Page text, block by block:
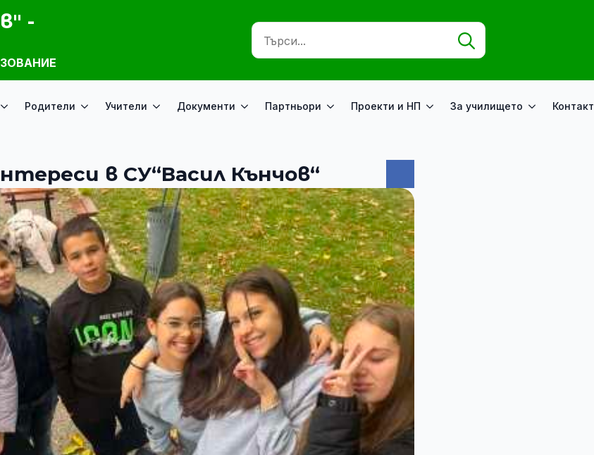
-
Search
Родители Учители Документи Партньори Проекти и НП За училището
в СУ“Васил Кънчов“